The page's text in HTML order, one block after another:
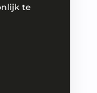
te